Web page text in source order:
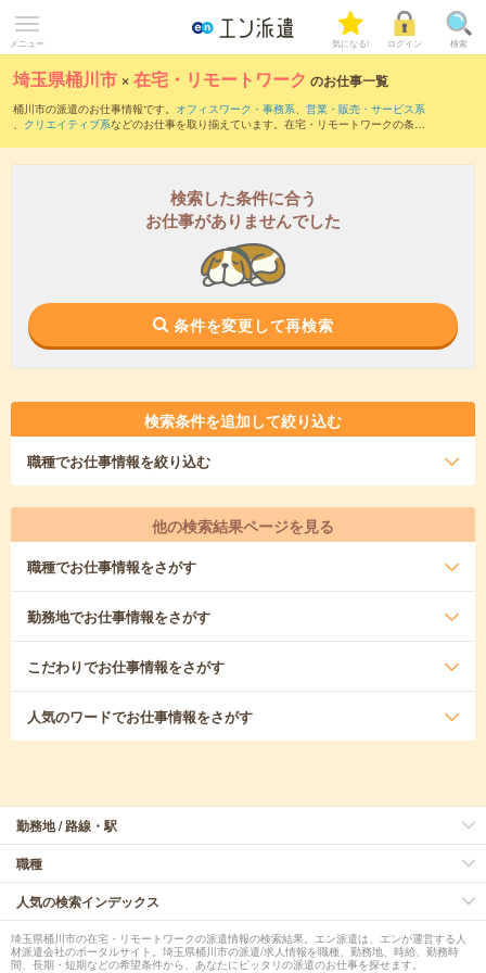
メニュー 気になる! ログイン 検索
埼玉県桶川市 ×在宅・リモートワーク のお仕事一覧
桶川市の派遣のお仕事情報です。 オフィスワーク・事務系、 営業・販売・サービス系
、 クリエイティブ系などのお仕事を取り揃えています。在宅・リモートワークの条件
検索した条件に合う
お仕事がありませんでした
条件を変更して再検索
検索条件を追加して絞り込む
職種でお仕事情報を絞り込む
他の検索結果ページを見る
職種でお仕事情報をさがす
勤務地でお仕事情報をさがす
こだわりでお仕事情報をさがす
人気のワードでお仕事情報をさがす
勤務地 / 路線・駅
職種
人気の検索インデックス
埼玉県桶川市の在宅・リモートワークの派遣情報の検索結果。エン派遣は、エンが運営する人
材派遣会社のポータルサイト。埼玉県桶川市の派遣/求人情報を職種、勤務地、時給、勤務時
間、長期・短期などの希望条件から、あなたにピッタリの派遣のお仕事を探せます。